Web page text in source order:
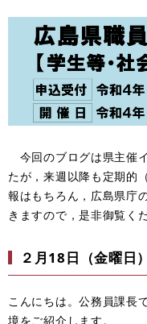
今回のブログは県主催
たが，来週以降も定期的
報はもちろん，広島県庁
きますので，是非御覧く
２月18日（金曜
こんにちは。公務員課長
境をご紹介します。